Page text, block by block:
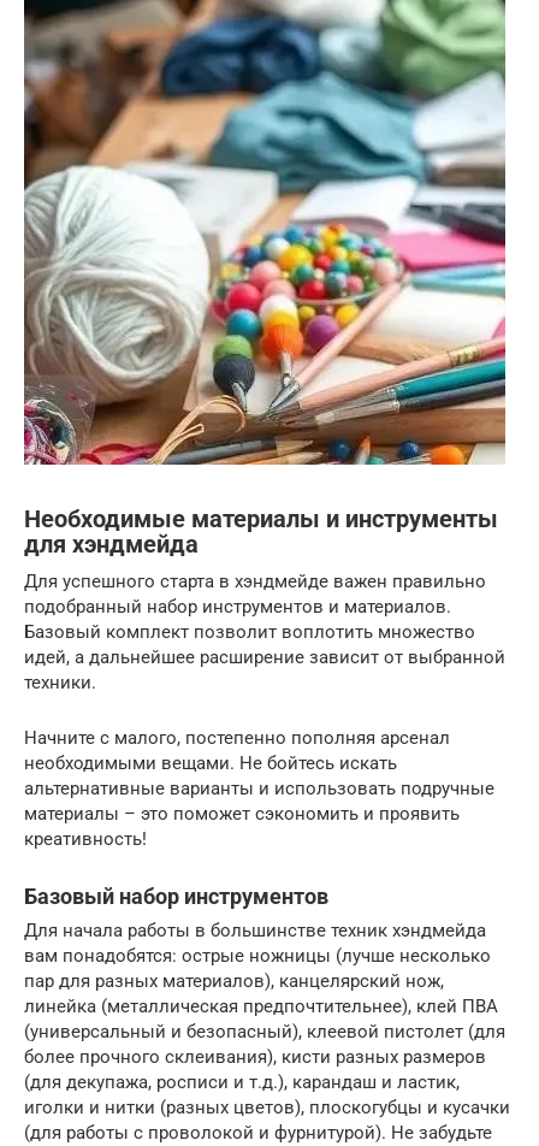
Необходимые материалы и инструменты
для хэндмейда
Для успешного старта в хэндмейде важен правильно
подобранный набор инструментов и материалов.
Базовый комплект позволит воплотить множество
идей, а дальнейшее расширение зависит от выбранной
техники.
Начните с малого, постепенно пополняя арсенал
необходимыми вещами. Не бойтесь искать
альтернативные варианты и использовать подручные
материалы – это поможет сэкономить и проявить
креативность!
Базовый набор инструментов
Для начала работы в большинстве техник хэндмейда
вам понадобятся: острые ножницы (лучше несколько
пар для разных материалов), канцелярский нож,
линейка (металлическая предпочтительнее), клей ПВА
(универсальный и безопасный), клеевой пистолет (для
более прочного склеивания), кисти разных размеров
(для декупажа, росписи и т.д.), карандаш и ластик,
иголки и нитки (разных цветов), плоскогубцы и кусачки
(для работы с проволокой и фурнитурой). Не забудьте